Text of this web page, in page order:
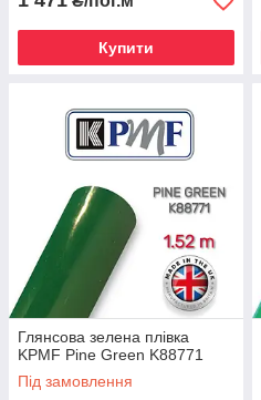
Купити
Глянсова зелена плівка
KPMF Pine Green K88771
Під замовлення